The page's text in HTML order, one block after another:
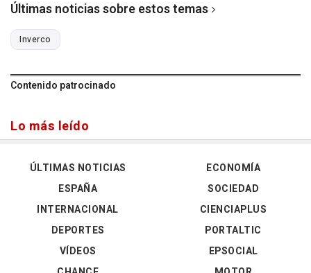
Últimas noticias sobre estos temas
Inverco
Contenido patrocinado
Lo más leído
ÚLTIMAS NOTICIAS
ESPAÑA
INTERNACIONAL
DEPORTES
VÍDEOS
ECONOMÍA
SOCIEDAD
CIENCIAPLUS
PORTALTIC
EPSOCIAL